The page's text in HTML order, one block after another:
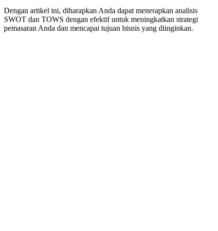
Dengan artikel ini, diharapkan Anda dapat menerapkan analisis
SWOT dan TOWS dengan efektif untuk meningkatkan strategi
pemasaran Anda dan mencapai tujuan bisnis yang diinginkan.